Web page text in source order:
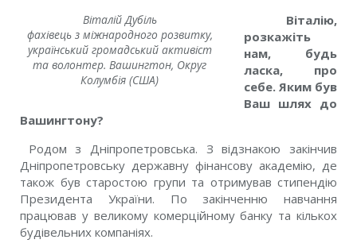
Віталій Дубіль
фахівець з міжнародного розвитку,
український громадський активіст
та волонтер. Вашингтон, Округ
Колумбія (США)
Віталію,
розкажіть
нам, будь
ласка, про
себе. Яким був
Ваш шлях до
Вашингтону?
Родом з Дніпропетровська. З відзнакою закінчив
Дніпропетровську державну фінансову академію, де
також був старостою групи та отримував стипендію
Президента України. По закінченню навчання
працював у великому комерційному банку та кількох
будівельних компаніях.